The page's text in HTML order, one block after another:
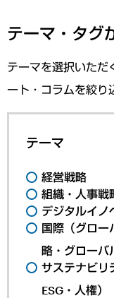
テーマ・タグ
テーマを選択いただ
ート・コラムを絞り
テーマ
経営戦略
組織・人事戦
デジタルイノ
国際（グロー
略・グローバ
サステナビリ
ESG・人権）